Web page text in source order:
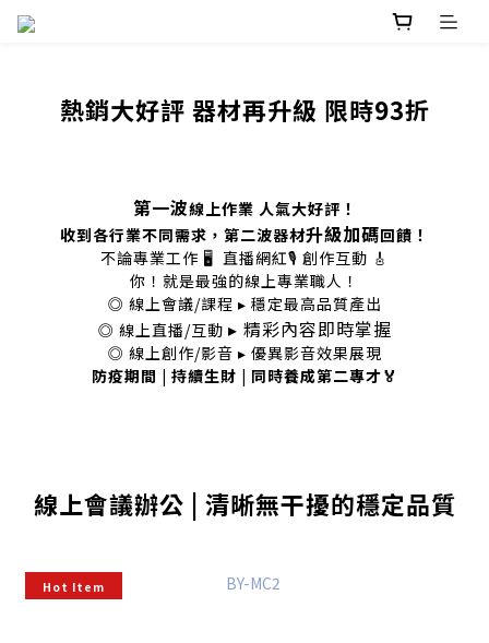
熱銷大好評 器材再升級 限時93折
第一波線上作業 人氣大好評！
收到各行業不同需求，第二波器材升級加碼回饋！
不論專業工作 🖥 直播網紅🎙 創作互動 🎸
你！就是最強的線上專業職人！
◎ 線上會議/課程 ▸ 穩定最高品質產出
◎ 線上直播/互動 ▸ 精彩內容即時掌握
◎ 線上創作/影音 ▸ 優異影音效果展現
防疫期間 | 持續生財 | 同時養成第二專才🏅
線上會議辦公 | 清晰無干擾的穩定品質
Hot Item